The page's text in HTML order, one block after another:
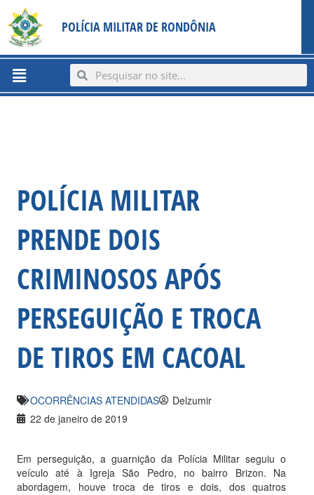
content
para
conteúdo
POLÍCIA MILITAR DE RONDÔNIA
Menu SearchSearch
POLÍCIA MILITAR
PRENDE DOIS
CRIMINOSOS APÓS
PERSEGUIÇÃO E TROCA
DE TIROS EM CACOAL
OCORRÊNCIAS ATENDIDAS
Delzumir
22 de janeiro de 2019
Em perseguição, a guarnição da Polícia Militar seguiu o
veículo até à Igreja São Pedro, no bairro Brizon. Na
abordagem, houve troca de tiros e dois, dos quatros